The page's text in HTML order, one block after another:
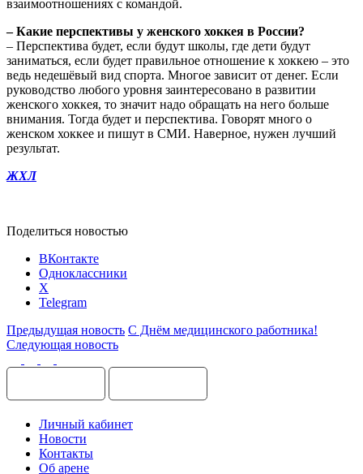
взаимоотношениях с командой.
– Какие перспективы у женского хоккея в России?
– Перспектива будет, если будут школы, где дети будут
заниматься, если будет правильное отношение к хоккею – это
ведь недешёвый вид спорта. Многое зависит от денег. Если
руководство любого уровня заинтересовано в развитии
женского хоккея, то значит надо обращать на него больше
внимания. Тогда будет и перспектива. Говорят много о
женском хоккее и пишут в СМИ. Наверное, нужен лучший
результат.
ЖХЛ
Поделиться новостью
ВКонтакте
Одноклассники
X
Telegram
Предыдущая новость С Днём медицинского работника!
Следующая новость
Личный кабинет
Новости
Контакты
Об арене